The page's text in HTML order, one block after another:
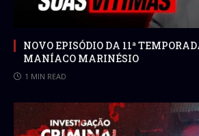
NOVO EPISÓDIO DA 11ª
MANÍACO MARINÉSIO
1 MIN READ